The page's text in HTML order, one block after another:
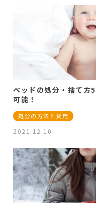
ベッドの処分・捨て方
可能！
処分の方法と費用
2021.12.10